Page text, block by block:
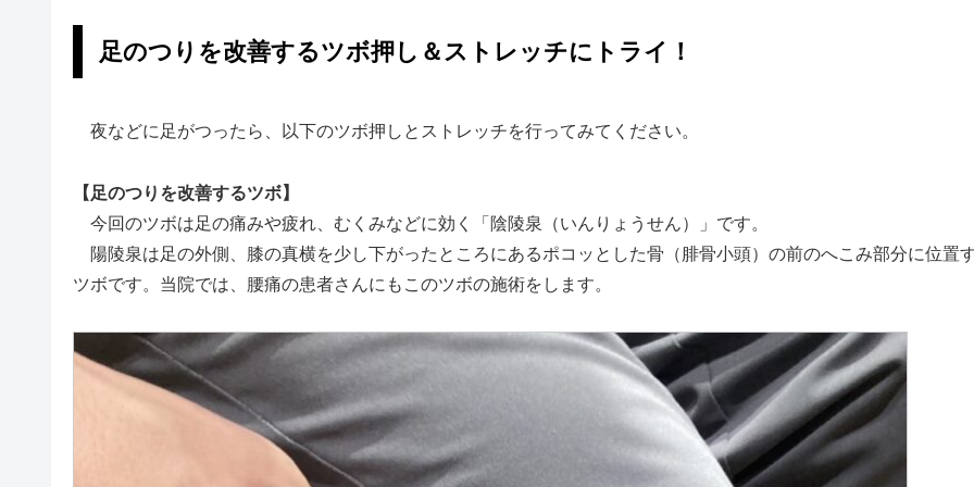
足のつりを改善するツボ押し＆ストレッチにトライ！
夜などに足がつったら、以下のツボ押しとストレッチを行ってみてください。
【足のつりを改善するツボ】
今回のツボは足の痛みや疲れ、むくみなどに効く「陰陵泉（いんりょうせん）」です。
陽陵泉は足の外側、膝の真横を少し下がったところにあるポコッとした骨（腓骨小頭）の前のへこみ部分に位置
ツボです。当院では、腰痛の患者さんにもこのツボの施術をします。